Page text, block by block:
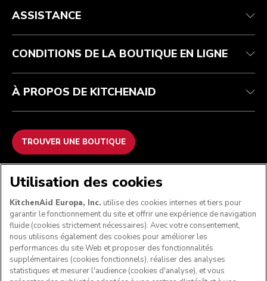
Garantie et documents
Contactez-nous
Retours et remboursements
Imprint
ODR
ASSISTANCE
CONDITIONS DE LA BOUTIQUE EN LIGNE
À PROPOS DE KITCHENAID
TROUVER UNE BOUTIQUE
NOUS ACCEPTONS
SUIVEZ-NOUS
Utilisation des cookies
KitchenAid Europa, Inc. utilise des cookies internes et tiers pour
garantir le fonctionnement du site et offrir une expérience de navigation
fluide (cookies strictement nécessaires). Avec votre consentement,
nous utilisons également des cookies pour améliorer les
performances du site Web et proposer des fonctionnalités
supplémentaires (cookies fonctionnels), réaliser des analyses
statistiques et mesurer l'audience (cookies d'analyse), et vous